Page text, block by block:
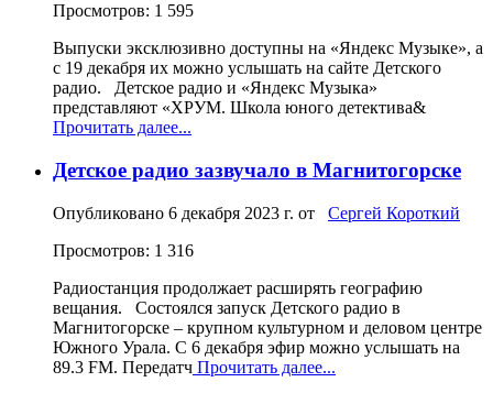
Просмотров: 1 595
Выпуски эксклюзивно доступны на «Яндекс Музыке», а
с 19 декабря их можно услышать на сайте Детского
радио. Детское радио и «Яндекс Музыка»
представляют «ХРУМ. Школа юного детектива&
Прочитать далее...
Детское радио зазвучало в Магнитогорске
Опубликовано 6 декабря 2023 г. от Сергей Короткий
Просмотров: 1 316
Радиостанция продолжает расширять географию
вещания. Состоялся запуск Детского радио в
Магнитогорске – крупном культурном и деловом центре
Южного Урала. С 6 декабря эфир можно услышать на
89.3 FM. Передатч Прочитать далее...